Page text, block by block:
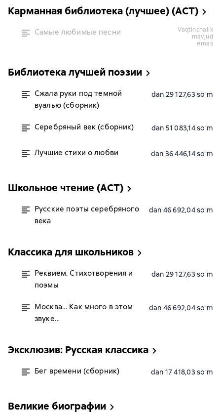
Карманная библиотека (лучшее) (АСТ)
Самые любимые песни
vaqtinchalik
mavjud
emas
Библиотека лучшей поэзии
Сжала руки под темной
вуалью (сборник)
dan 29 127,63 soʻm
Серебряный век (сборник) dan 51 083,14 soʻm
Лучшие стихи о любви dan 36 446,14 soʻm
Школьное чтение (АСТ)
Русские поэты серебряного
века
dan 46 692,04 soʻm
Классика для школьников
Реквием. Стихотворения и
поэмы
dan 29 127,63 soʻm
Москва… Как много в этом
звуке…
dan 46 692,04 soʻm
Эксклюзив: Русская классика
Бег времени (сборник) dan 17 418,03 soʻm
Великие биографии